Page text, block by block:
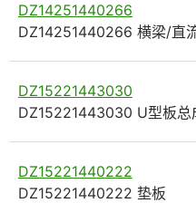
DZ14251440266
DZ14251440266 横梁/直
DZ15221443030
DZ15221443030 U型板总
DZ15221440222
DZ15221440222 垫板